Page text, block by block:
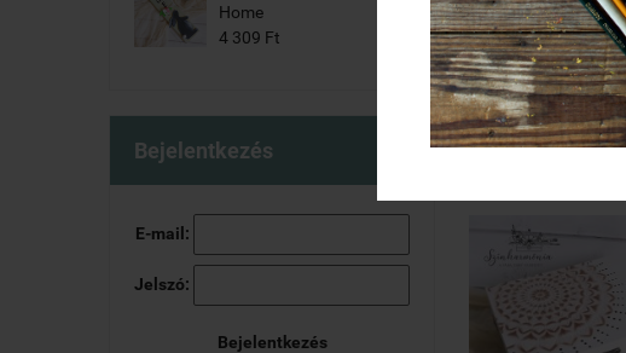
Home
4 309 Ft
Bejelentkezés
E-mail:
Jelszó:
Bejelentkezés
11 614
